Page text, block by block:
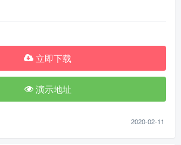
立即下载
演示地址
2020-02-11